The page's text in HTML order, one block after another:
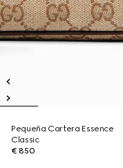
Pequeña Cartera Essence
Classic
€ 850